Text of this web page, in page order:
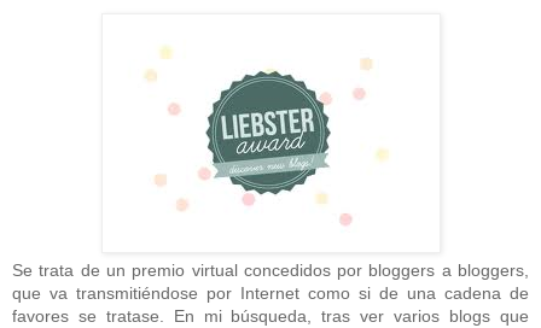
Se trata de un premio virtual concedidos por bloggers a bloggers,
que va transmitiéndose por Internet como si de una cadena de
favores se tratase. En mi búsqueda, tras ver varios blogs que